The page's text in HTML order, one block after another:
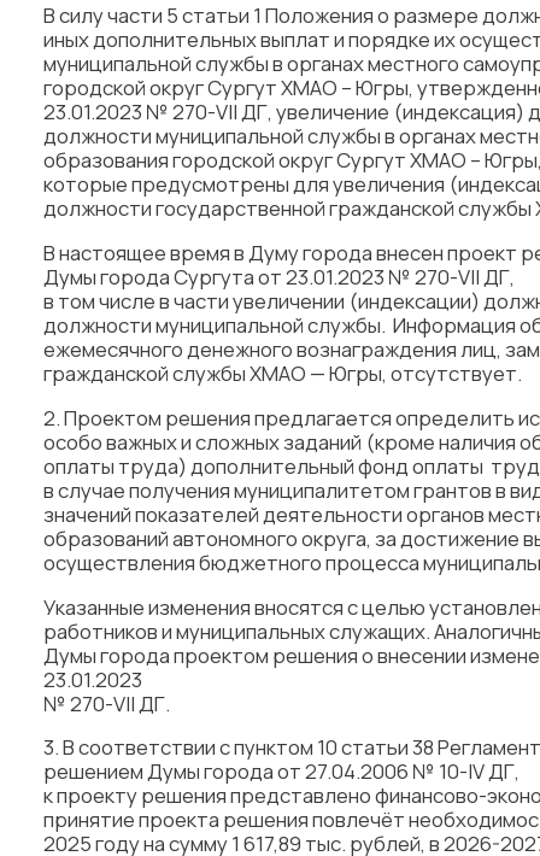
В силу части 5 статьи 1 Положения о размере
иных дополнительных выплат и порядке их
муниципальной службы в органах местного
городской округ Сургут ХМАО – Югры,
23.01.2023 № 270-VII ДГ, увеличение
должности муниципальной службы в органах
образования городской округ Сургут ХМАО –
которые предусмотрены для увеличения
должности государственной гражданской
В настоящее время в Думу города внесен проект
Думы города Сургута от 23.01.2023 № 270-VII ДГ,
в том числе в части увеличении (индексации)
должности муниципальной службы. Информация
ежемесячного денежного вознаграждения лиц,
гражданской службы ХМАО — Югры, отсутствует.
2. Проектом решения предлагается определить
особо важных и сложных заданий (кроме наличия
оплаты труда) дополнительный фонд оплаты
в случае получения муниципалитетом грантов в
значений показателей деятельности органов
образований автономного округа, за достижение
осуществления бюджетного процесса
Указанные изменения вносятся с целью
работников и муниципальных служащих.
Думы города проектом решения о внесении
23.01.2023
№ 270-VII ДГ.
3. В соответствии с пунктом 10 статьи 38
решением Думы города от 27.04.2006 № 10-IV ДГ,
к проекту решения представлено финансово-
принятие проекта решения повлечёт
2025 году на сумму 1 617,89 тыс. рублей, в 2026-